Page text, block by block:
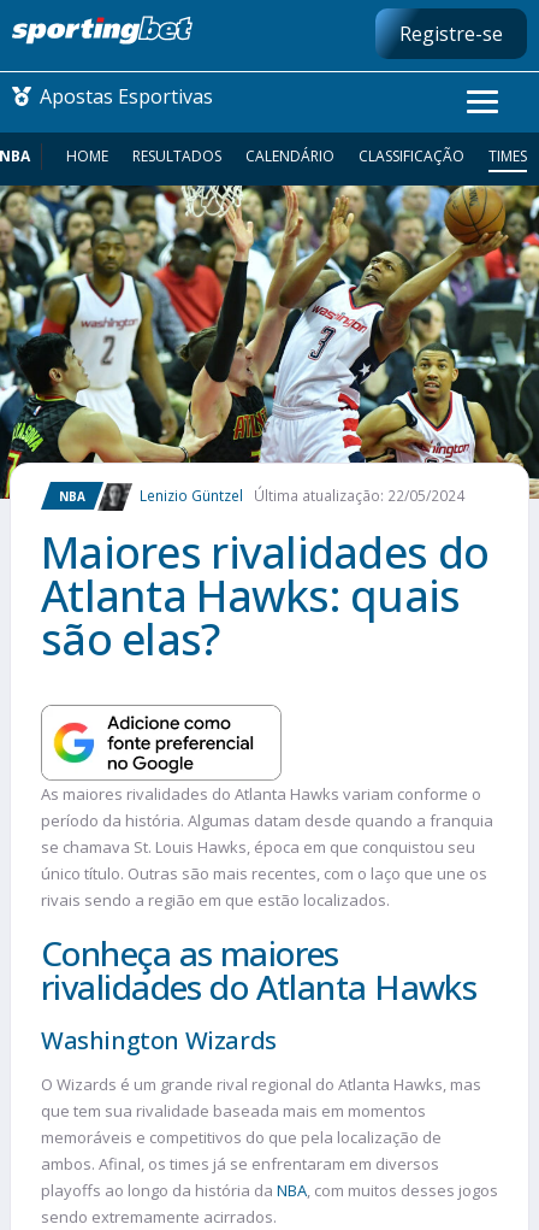
Registre-se
Apostas Esportivas
CONMEBOL LIBERTADORES
FUTEBOL NACIONAL
FUTEBOL INTERNACIONAL
COMO APOSTAR
MAIS ESPORTES
NBA HOME RESULTADOS CALENDÁRIO CLASSIFICAÇÃO TIMES
NBA Lenizio Güntzel Última atualização: 22/05/2024
Maiores rivalidades do
Atlanta Hawks: quais
são elas?
As maiores rivalidades do Atlanta Hawks variam conforme o
período da história. Algumas datam desde quando a franquia
se chamava St. Louis Hawks, época em que conquistou seu
único título. Outras são mais recentes, com o laço que une os
rivais sendo a região em que estão localizados.
Conheça as maiores
rivalidades do Atlanta Hawks
Washington Wizards
O Wizards é um grande rival regional do Atlanta Hawks, mas
que tem sua rivalidade baseada mais em momentos
memoráveis e competitivos do que pela localização de
ambos. Afinal, os times já se enfrentaram em diversos
playoffs ao longo da história da NBA, com muitos desses jogos
sendo extremamente acirrados.